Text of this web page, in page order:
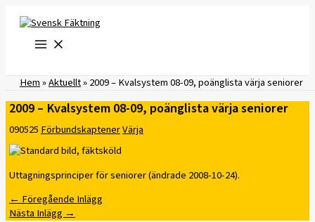
innehåll
Hem»Aktuellt»2009 – Kvalsystem 08-09, poänglista värja seniorer
2009 – Kvalsystem 08-09, poänglista värja seniorer
090525FörbundskaptenerVärja
Uttagningsprinciper för seniorer (ändrade 2008-10-24).
←Föregående Inlägg
Nästa Inlägg→